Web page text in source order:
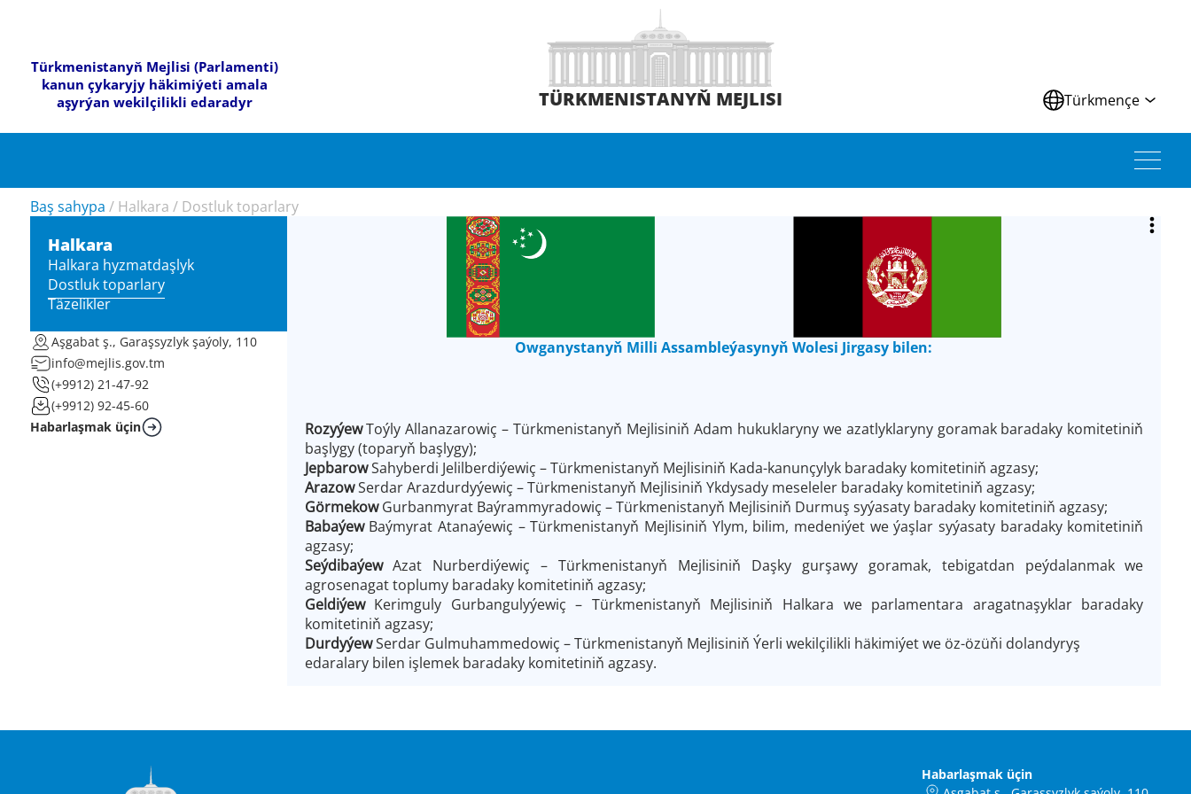
Türkmenistanyň Mejlisi (Parlamenti)
kanun çykaryjy häkimiýeti amala
aşyrýan wekilçilikli edaradyr
TÜRKMENISTANYŇ MEJLISI Türkmençe
Baş sahypa / Halkara / Dostluk toparlary
Halkara
Halkara hyzmatdaşlyk
Dostluk toparlary
Täzelikler
Aşgabat ş., Garaşsyzlyk şaýoly, 110
info@mejlis.gov.tm
(+9912) 21-47-92
(+9912) 92-45-60
Habarlaşmak üçin
Owganystanyň Milli Assambleýasynyň Wolesi Jirgasy bilen:
RozyýewToýly Allanazarowiç – Türkmenistanyň Mejlisiniň Adam hukuklaryny we azatlyklaryny goramak baradaky komitetiniň
başlygy (toparyň başlygy);
JepbarowSahyberdi Jelilberdiýewiç – Türkmenistanyň Mejlisiniň Kada-kanunçylyk baradaky komitetiniň agzasy;
ArazowSerdar Arazdurdyýewiç – Türkmenistanyň Mejlisiniň Ykdysady meseleler baradaky komitetiniň agzasy;
GörmekowGurbanmyrat Baýrammyradowiç – Türkmenistanyň Mejlisiniň Durmuş syýasaty baradaky komitetiniň agzasy;
Babaýew Baýmyrat Atanaýewiç – Türkmenistanyň Mejlisiniň Ylym, bilim, medeniýet we ýaşlar syýasaty baradaky komitetiniň
agzasy;
SeýdibaýewAzat Nurberdiýewiç
– Türkmenistanyň Mejlisiniň Daşky gurşawy goramak, tebigatdan peýdalanmak we
agrosenagat toplumy baradaky komitetiniň agzasy;
GeldiýewKerimguly Gurbangulyýewiç – Türkmenistanyň Mejlisiniň Halkara we parlamentara aragatnaşyklar baradaky
komitetiniň agzasy;
DurdyýewSerdar Gulmuhammedowiç – Türkmenistanyň Mejlisiniň Ýerli wekilçilikli häkimiýet we öz-özüňi dolandyryş
edaralary bilen işlemek baradaky komitetiniň agzasy.
Habarlaşmak üçin